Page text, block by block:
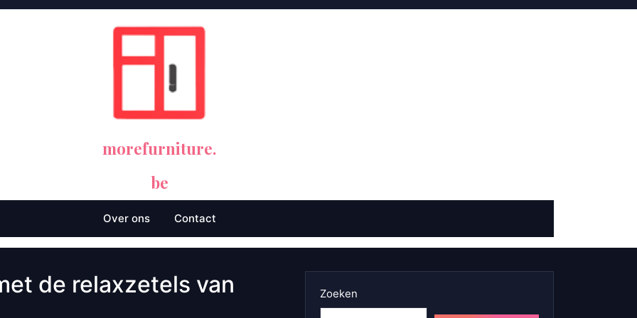
morefurniture.
be
Over ons Contact
de relaxzetels van
Zoeken